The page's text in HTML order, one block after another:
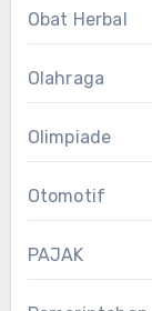
Obat Herbal
Olahraga
Olimpiade
Otomotif
PAJAK